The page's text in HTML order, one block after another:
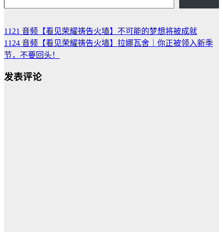
文
章
导
1121 音频【看见荣耀祷告火墙】不可能的梦想将被成就
1124 音频【看见荣耀祷告火墙】拉娜瓦舍｜你正被领入新季
节，不要回头！
发表评论